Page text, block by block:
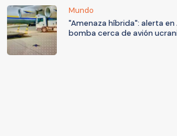
Mundo
"Amenaza híbrida": alerta
bomba cerca de avión